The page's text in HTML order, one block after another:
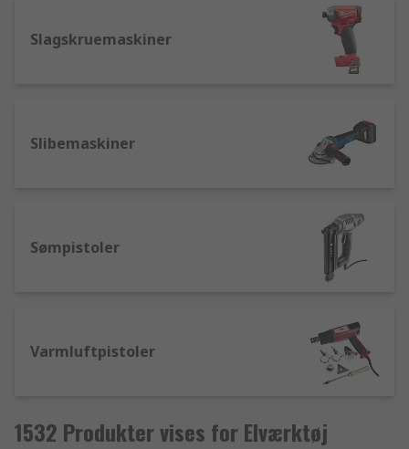
Slagskruemaskiner
Slibemaskiner
Sømpistoler
Varmluftpistoler
1532 Produkter vises for Elværktøj